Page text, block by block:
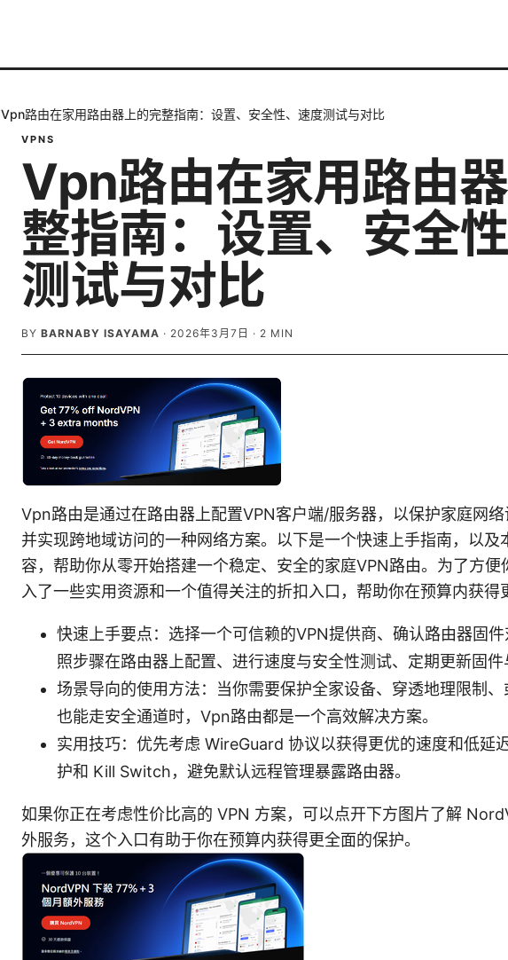
Vpn路由在家用路由器上的完整指南：设置、安全性、速度测试与对比
VPNS
Vpn路由在家用路由
整指南：设置、安全
测试与对比
BY BARNABY ISAYAMA · 2026年3月7日 · 2 MIN
Vpn路由是通过在路由器上配置VPN客户端/服务器，以保护家庭网络
并实现跨地域访问的一种网络方案。以下是一个快速上手指南，以及
容，帮助你从零开始搭建一个稳定、安全的家庭VPN路由。为了方便
入了一些实用资源和一个值得关注的折扣入口，帮助你在预算内获得
快速上手要点：选择一个可信赖的VPN提供商、确认路由器固
照步骤在路由器上配置、进行速度与安全性测试、定期更新固件
场景导向的使用方法：当你需要保护全家设备、穿透地理限制
也能走安全通道时，Vpn路由都是一个高效解决方案。
实用技巧：优先考虑 WireGuard 协议以获得更优的速度和低延
护和 Kill Switch，避免默认远程管理暴露路由器。
如果你正在考虑性价比高的 VPN 方案，可以点开下方图片了解
外服务，这个入口有助于你在预算内获得更全面的保护。